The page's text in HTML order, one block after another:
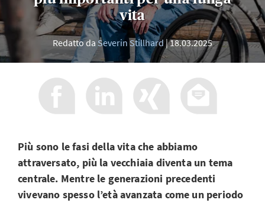
vita
Redatto da Severin Stillhard 18.03.2025
Più sono le fasi della vita che abbiamo
attraversato, più la vecchiaia diventa un tema
centrale. Mentre le generazioni precedenti
vivevano spesso l’età avanzata come un periodo